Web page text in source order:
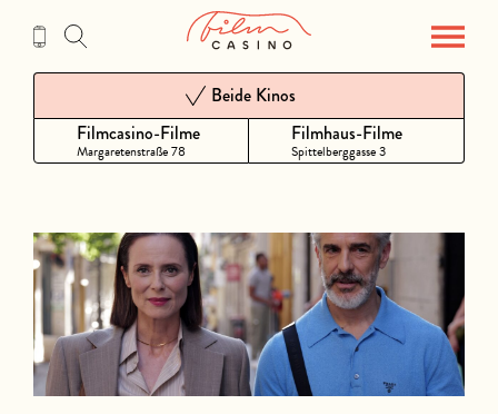
Inhalt
Filmcasino-Filme
Margaretenstraße 78
Beide Kinos
Filmhaus-Filme
Spittelberggasse 3